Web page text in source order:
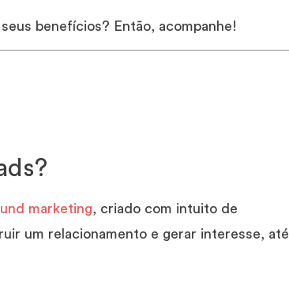
benefícios? Então, acompanhe!
marketing, criado com intuito de
um relacionamento e gerar interesse, até